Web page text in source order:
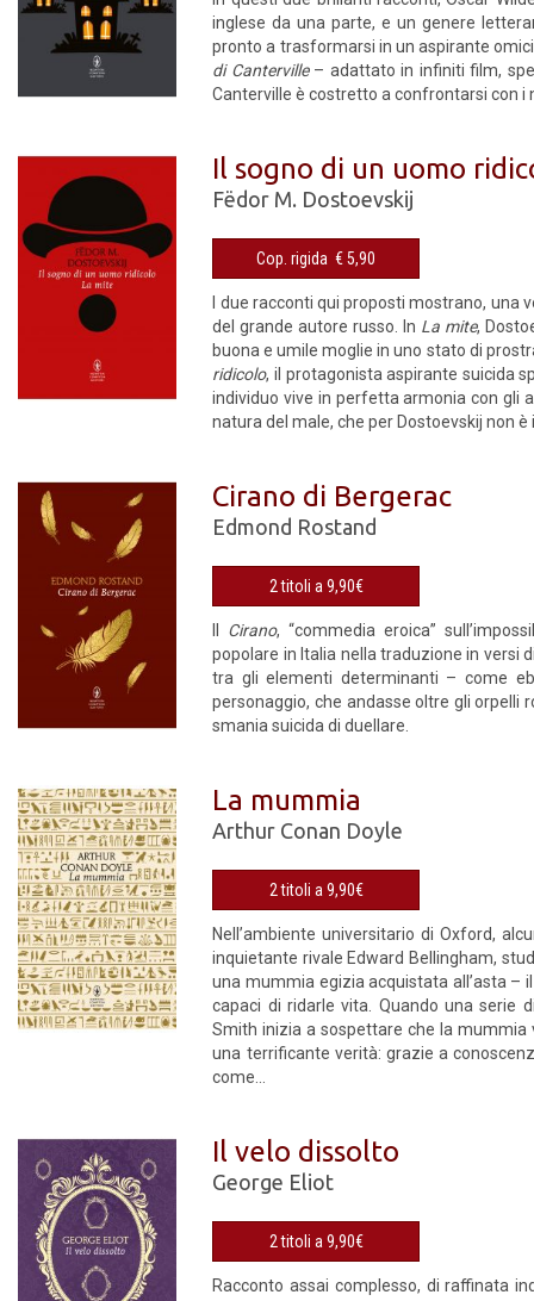
inglese da una parte, e un genere
pronto a trasformarsi in un aspirante
di Canterville– adattato in infiniti film,
Canterville è costretto a confrontarsi con i
Il sogno di un uomo
Fëdor M. Dostoevskij
Cop. rigida € 5,90
I due racconti qui proposti mostrano, una
del grande autore russo. In La mite,
buona e umile moglie in uno stato di
ridicolo, il protagonista aspirante suicida
individuo vive in perfetta armonia con gli
natura del male, che per Dostoevskij non
Cirano di Bergerac
Edmond Rostand
2 titoli a 9,90€
Cirano, “commedia eroica”
popolare in Italia nella traduzione in versi
tra gli elementi determinanti – come
personaggio, che andasse oltre gli orpelli
smania suicida di duellare.
La mummia
Arthur Conan Doyle
2 titoli a 9,90€
Nell’ambiente universitario di Oxford,
inquietante rivale Edward Bellingham,
una mummia egizia acquistata all’asta –
capaci di ridarle vita. Quando una serie
Smith inizia a sospettare che la mummia
una terrificante verità: grazie a
come...
Il velo dissolto
George Eliot
2 titoli a 9,90€
Racconto assai complesso, di raffinata